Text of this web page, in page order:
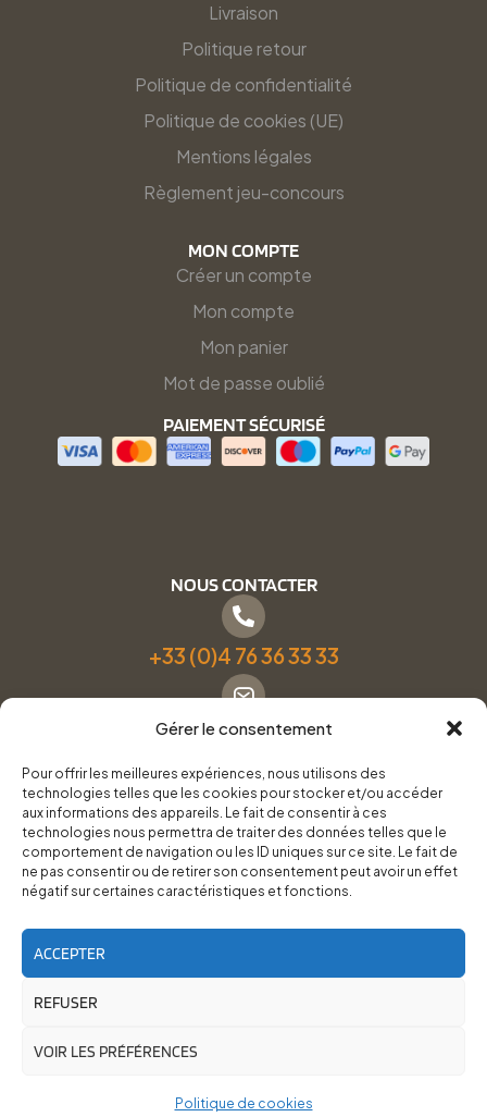
Gérer le consentement
Pour offrir les meilleures expériences, nous utilisons des
technologies telles que les cookies pour stocker et/ou accéder
aux informations des appareils. Le fait de consentir à ces
technologies nous permettra de traiter des données telles que le
comportement de navigation ou les ID uniques sur ce site. Le fait de
ne pas consentir ou de retirer son consentement peut avoir un effet
négatif sur certaines caractéristiques et fonctions.
ACCEPTER
REFUSER
VOIR LES PRÉFÉRENCES
Politique de cookies
Livraison
Politique retour
Politique de confidentialité
Politique de cookies (UE)
Mentions légales
Règlement jeu-concours
MON COMPTE
Créer un compte
Mon compte
Mon panier
Mot de passe oublié
PAIEMENT SÉCURISÉ
NOUS CONTACTER
+33 (0)4 76 36 33 33
Formulaire de contact
Pneus Services Loisirs - Garage Point S - 28 Bd Denfert
Rochereau, 38500 Voiron
RoadTrip Équipement/Pneus Services Loisirs - 2026